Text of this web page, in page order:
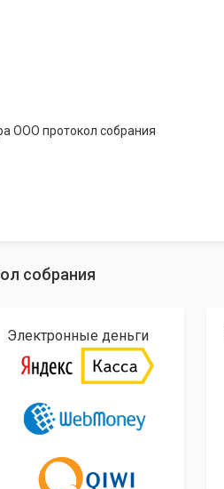
ООО протокол собрания
собрания
Электронные деньги